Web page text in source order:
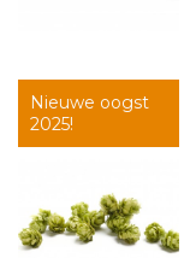
Nieuwe oogst
2025!